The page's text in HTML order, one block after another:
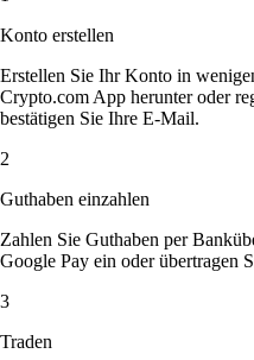
Konto erstellen
Erstellen Sie Ihr Konto in
Crypto.com App herunter oder
bestätigen Sie Ihre E-Mail.
2
Guthaben einzahlen
Zahlen Sie Guthaben per
Google Pay ein oder übertragen
3
Traden